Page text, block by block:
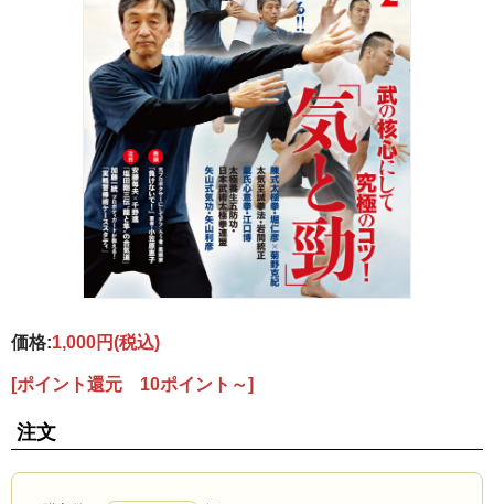
価格:1,000円(税込)
[ポイント還元 10ポイント～]
注文